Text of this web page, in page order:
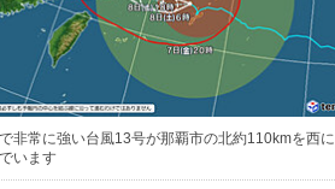
非常に強い台風13号が那覇市の北約110kmを西に
います